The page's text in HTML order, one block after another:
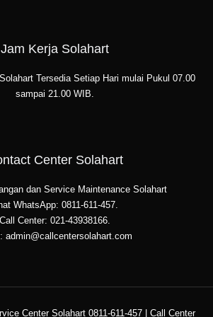
Jam Kerja Solahart
Tersedia Setiap Hari mulai Pukul 07.00
sampai 21.00 WIB.
Center Solahart
dan Service Maintenance Solahart
WhatsApp: 0811-611-457.
Call Center: 021-43938166.
admin@callcentersolahart.com
Center Solahart 0811-611-457 | Call Center